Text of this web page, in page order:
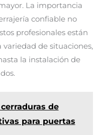
La importancia
confiable no
profesionales están
de situaciones,
la instalación de
de
para puertas